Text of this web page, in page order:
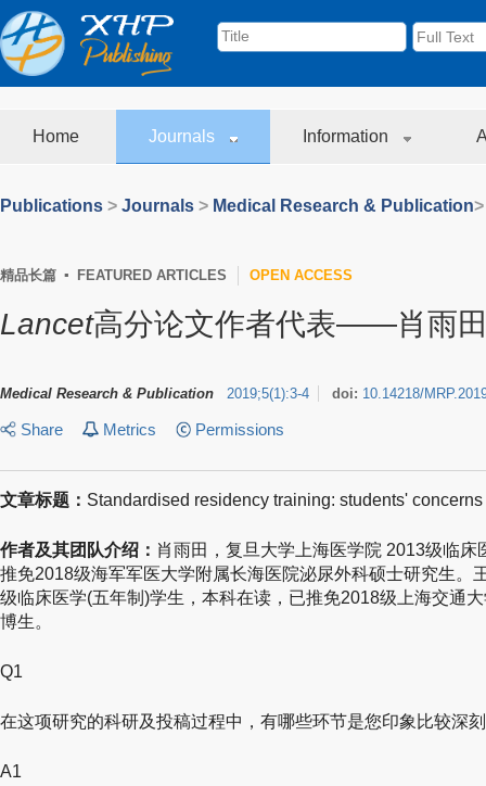
Home Journals Information
Publications > Journals > Medical Research & Publication
精品长篇 ▪ FEATURED ARTICLES OPEN ACCESS
Lancet高分论文作者代表——肖雨
Medical Research & Publication 2019;5(1):3-4 doi: 10.14218/
Share Metrics Permissions
文章标题： Standardised residency training: students' concerns
作者及其团队介绍： 肖雨田，复旦大学上海医学院 2013级临
推免2018级海军军医大学附属长海医院泌尿外科硕士研究生。
级临床医学(五年制)学生，本科在读，已推免2018级上海交通
博生。
Q1
在这项研究的科研及投稿过程中，有哪些环节是您印象比较深
A1